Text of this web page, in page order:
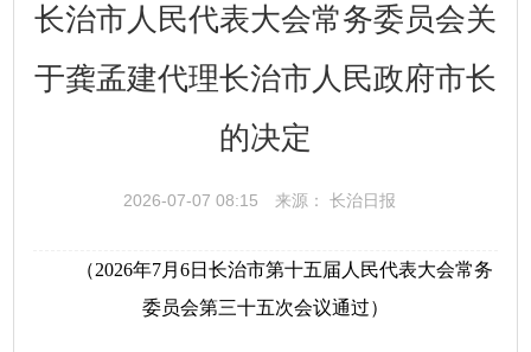
长治市人民代表大会常务委员会关
于龚孟建代理长治市人民政府市长
的决定
2026-07-07 08:15 来源： 长治日报
（2026年7月6日长治市第十五届人民代表大会常务
委员会第三十五次会议通过）